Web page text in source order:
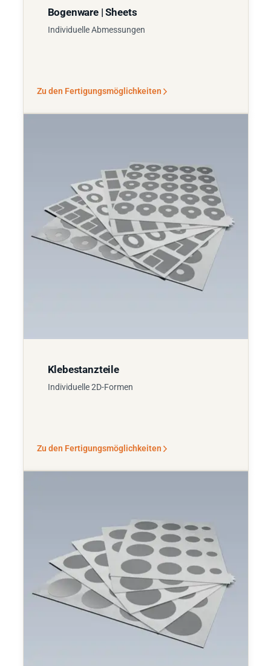
Bogenware | Sheets
Individuelle Abmessungen
Zu den Fertigungsmöglichkeiten
Klebestanzteile
Individuelle 2D-Formen
Zu den Fertigungsmöglichkeiten